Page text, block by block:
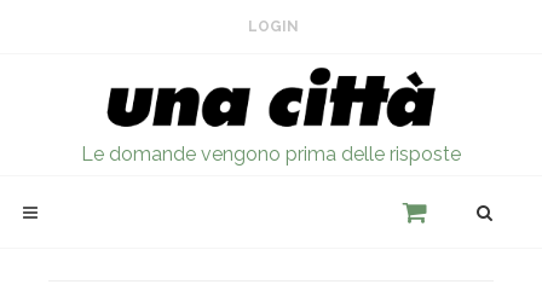
LOGIN
Le domande vengono prima delle risposte